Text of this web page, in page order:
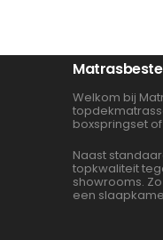
Welkom bij
boxspringset
Naast
topkwaliteit
showrooms.
een